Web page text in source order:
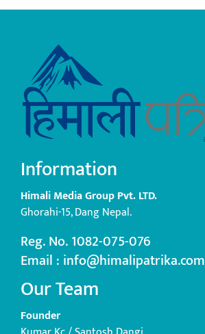
Information
Himali Media Group Pvt. LTD.
Ghorahi-15, Dang Nepal.
Reg. No. 1082-075-076
Email : info@himalipatrika.com
Our Team
Founder